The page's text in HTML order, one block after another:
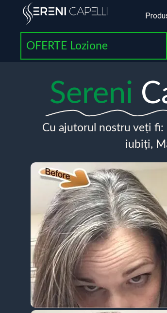
OFERTE Lozione
Sereni
Cu ajutorul nostru veți
iubiți,